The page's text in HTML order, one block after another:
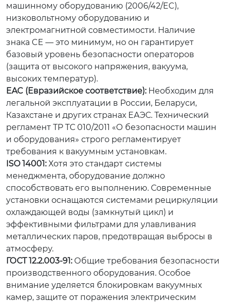
машинному оборудованию (2006/42/EC),
низковольтному оборудованию и
электромагнитной совместимости. Наличие
знака CE — это минимум, но он гарантирует
базовый уровень безопасности операторов
(защита от высокого напряжения, вакуума,
высоких температур).
EAC (Евразийское соответствие):Необходим для
легальной эксплуатации в России, Беларуси,
Казахстане и других странах ЕАЭС. Технический
регламент ТР ТС 010/2011 «О безопасности машин
и оборудования» строго регламентирует
требования к вакуумным установкам.
ISO 14001:Хотя это стандарт системы
менеджмента, оборудование должно
способствовать его выполнению. Современные
установки оснащаются системами рециркуляции
охлаждающей воды (замкнутый цикл) и
эффективными фильтрами для улавливания
металлических паров, предотвращая выбросы в
атмосферу.
ГОСТ 12.2.003-91:Общие требования безопасности
производственного оборудования. Особое
внимание уделяется блокировкам вакуумных
камер, защите от поражения электрическим